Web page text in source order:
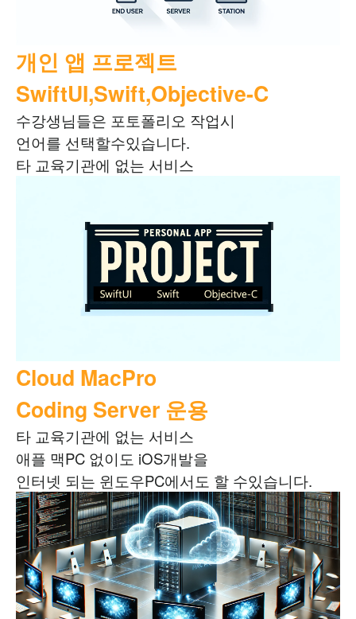
개인 앱 프로젝트
SwiftUI,Swift,Objective-C
수강생님들은 포토폴리오 작업시
언어를 선택할수있습니다.
타 교육기관에 없는 서비스
Cloud MacPro
Coding Server 운용
타 교육기관에 없는 서비스
애플 맥PC 없이도 iOS개발을
인터넷 되는 윈도우PC에서도 할 수있습니다.